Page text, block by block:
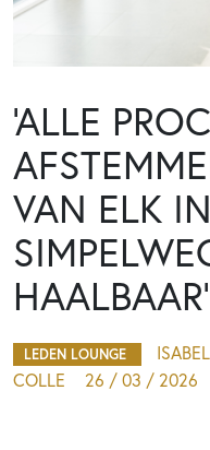
‘ALLE
VAN ELK
HAALBAAR’
LEDEN LOUNGE
COLLE
26 / 03 / 2026